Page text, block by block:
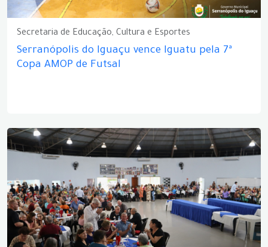
Secretaria de Educação, Cultura e Esportes
Serranópolis do Iguaçu vence Iguatu pela 7ª
Copa AMOP de Futsal